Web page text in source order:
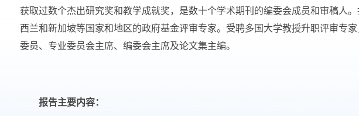
获取过数个杰出研究奖和教学成就奖，是数十个学术期刊的编委会成员和审稿人
西兰和新加坡等国家和地区的政府基金评审专家。受聘多国大学教授升职评审专
委员、专业委员会主席、编委会主席及论文集主编。
报告主要内容：